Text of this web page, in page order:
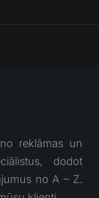
reklāmas un
dodot
no A – Z.